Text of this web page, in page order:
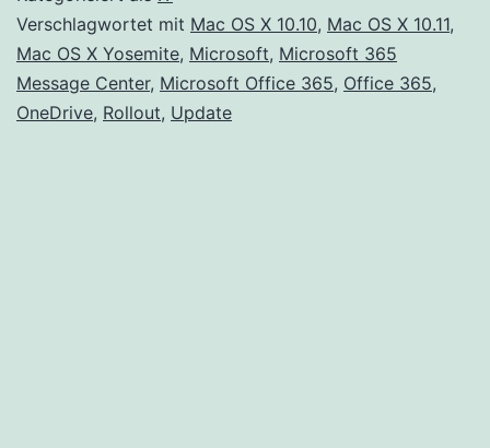
Benachrichtigung
18.12.2018
Verschlagwortet mit Mac OS X 10.10, Mac OS X 10.11,
Mac OS X Yosemite, Microsoft, Microsoft 365
Message Center, Microsoft Office 365, Office 365,
OneDrive, Rollout, Update